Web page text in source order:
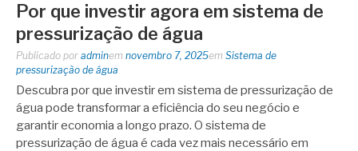
Por que investir agora em sistema de
pressurização de água
Publicado por adminem novembro 7, 2025em Sistema de
pressurização de água
Descubra por que investir em sistema de pressurização de
água pode transformar a eficiência do seu negócio e
garantir economia a longo prazo. O sistema de
pressurização de água é cada vez mais necessário em